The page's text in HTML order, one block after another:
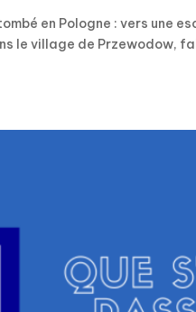
en Pologne : vers une
le village de Przewodow,